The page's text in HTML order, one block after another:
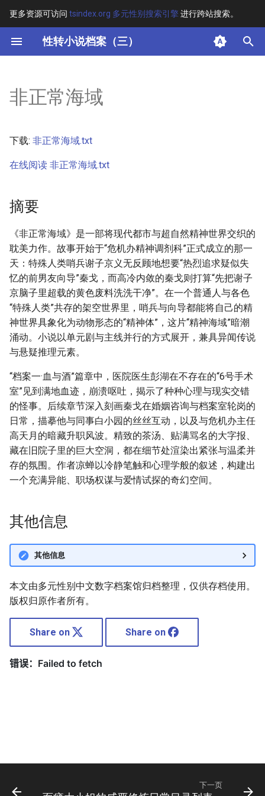
更多资源可访问 tsindex.org 多元性别搜索引擎 进行跨站搜索。
性转小说档案（三）
键
开
搜
索
其他信息
非正常海域
下载: 非正常海域.txt
在线阅读 非正常海域.txt
摘要
《非正常海域》是一部将现代都市与超自然精神世界交织的
耽美力作。故事开始于“危机办精神调剂科”正式成立的那一
天：特殊人类哨兵谢子京义无反顾地想要“热烈追求疑似失
忆的前男友向导”秦戈，而高冷内敛的秦戈则打算“先把谢子
京脑子里超载的黄色废料洗洗干净”。在一个普通人与各色
“特殊人类”共存的架空世界里，哨兵与向导都能将自己的精
神世界具象化为动物形态的“精神体”，这片“精神海域”暗潮
涌动。小说以单元剧与主线并行的方式展开，兼具异闻传说
与悬疑推理元素。
“档案一·血与酒”篇章中，医院医生彭湖在不存在的“6号手术
室”见到满地血迹，崩溃呕吐，揭示了种种心理与现实交错
的怪事。后续章节深入刻画秦戈在婚姻咨询与档案室轮岗的
日常，描摹他与同事白小园的丝丝互动，以及与危机办主任
高天月的暗藏升职风波。精致的茶汤、贴满骂名的大字报、
藏在旧院子里的巨大空洞，都在细节处渲染出紧张与温柔并
存的氛围。作者凉蝉以冷静笔触和心理学般的叙述，构建出
一个充满异能、职场权谋与爱情试探的奇幻空间。
其他信息
其他信息
本文由多元性别中文数字档案馆归档整理，仅供存档使用。
版权归原作者所有。
Share on Share on
下一页